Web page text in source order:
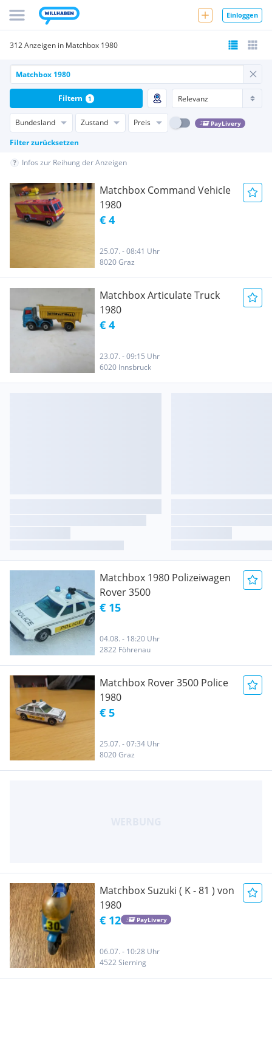
Einloggen
312 Anzeigen in Matchbox 1980
Bundesland Zustand Preis PayLivery
Filter zurücksetzen
Filtern 1
Infos zur Reihung der Anzeigen
Matchbox Command Vehicle
1980
€ 4
25.07. - 08:41 Uhr
8020 Graz
Matchbox Articulate Truck
1980
€ 4
23.07. - 09:15 Uhr
6020 Innsbruck
Matchbox 1980 Polizeiwagen
Rover 3500
€ 15
04.08. - 18:20 Uhr
2822 Föhrenau
Matchbox Rover 3500 Police
1980
€ 5
25.07. - 07:34 Uhr
8020 Graz
Matchbox Suzuki ( K - 81 ) von
1980
€ 12 PayLivery
06.07. - 10:28 Uhr
4522 Sierning